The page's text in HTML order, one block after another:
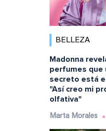
BELLEZA
Madonna
perfumes que
secreto está
"Así creo mi
olfativa"
Marta Morales